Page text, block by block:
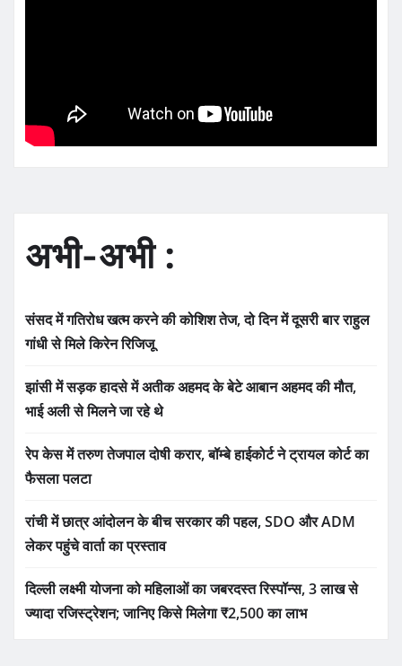
अभी-अभी :
संसद में गतिरोध खत्म करने की कोशिश तेज, दो दिन में दूसरी बार राहुल
गांधी से मिले किरेन रिजिजू
झांसी में सड़क हादसे में अतीक अहमद के बेटे आबान अहमद की मौत,
भाई अली से मिलने जा रहे थे
रेप केस में तरुण तेजपाल दोषी करार, बॉम्बे हाईकोर्ट ने ट्रायल कोर्ट का
फैसला पलटा
रांची में छात्र आंदोलन के बीच सरकार की पहल, SDO और ADM
लेकर पहुंचे वार्ता का प्रस्ताव
दिल्ली लक्ष्मी योजना को महिलाओं का जबरदस्त रिस्पॉन्स, 3 लाख से
ज्यादा रजिस्ट्रेशन; जानिए किसे मिलेगा ₹2,500 का लाभ